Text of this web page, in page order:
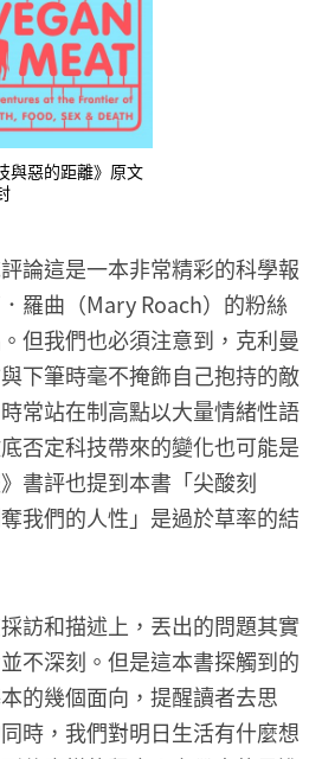
與惡的距離》原文
論這是一本非常精彩的科學報
羅曲（Mary Roach）的粉絲
但我們也必須注意到，克利曼
下筆時毫不掩飾自己抱持的敵
常站在制高點以大量情緒性語
否定科技帶來的變化也可能是
書評也提到本書「尖酸刻
我們的人性」是過於草率的結
訪和描述上，丟出的問題其實
不深刻。但是這本書探觸到的
的幾個面向，提醒讀者去思
時，我們對明日生活有什麼想